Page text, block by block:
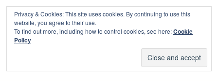
Lekker Hapje
Privacy & Cookies: This site uses cookies. By continuing to use this
website, you agree to their use.
To find out more, including how to control cookies, see here:Cookie
Policy